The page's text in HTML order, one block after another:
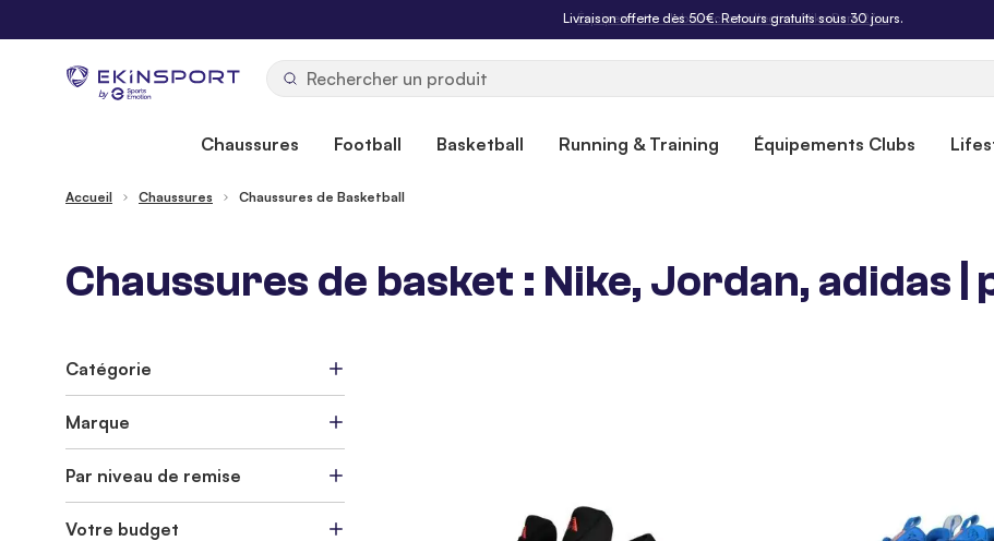
Livraison offerte dès 50€. Retours gratuits sous 30 jours.
by
Chaussures Football Basketball Running & Training Équipements Clubs
Accueil Chaussures Chaussures de Basketball
Chaussures de basket : Nike, Jordan, adidas |
Catégorie
Marque
Par niveau de remise
Votre budget